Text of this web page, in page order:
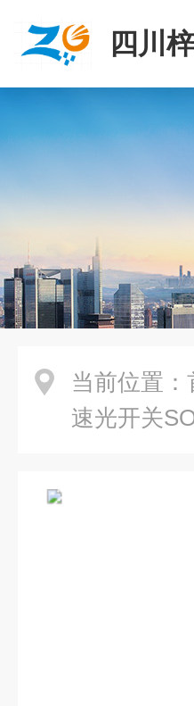
四川
当前位置：
速光开关